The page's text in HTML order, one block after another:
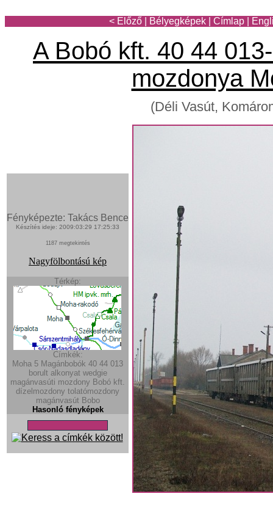
< Előző Bélyegképek Címlap
A Bobó kft. 40 44
mozdonya
(Déli Vasút,
Fényképezte: Takács Bence
Készítés ideje: 2009:03:29 17:25:33
1187 megtekintés
Nagyfölbontású kép
Térkép:
Címkék:
Moha 5 Magánbobók 40 44 013
borult alkonyat wedgie
magánvasúti mozdony Bobó kft.
dízelmozdony tolatómozdony
magánvasút Bobo
Hasonló fényképek